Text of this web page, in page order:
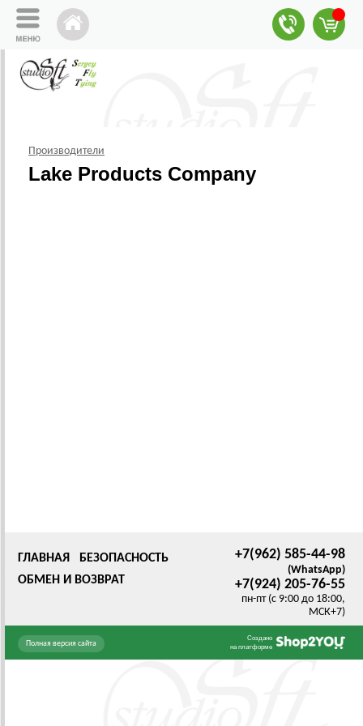
Производители
Lake Products Company
+7(962) 585-44-98
(WhatsApp)
+7(924) 205-76-55
пн-пт (с 9:00 до 18:00,
МСК+7)
ГЛАВНАЯ
БЕЗОПАСНОСТЬ
ОБМЕН И ВОЗВРАТ
Создано
на платформе
Полная версия сайта